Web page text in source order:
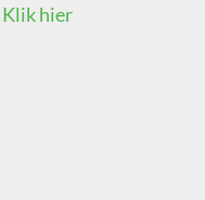
Klik hier